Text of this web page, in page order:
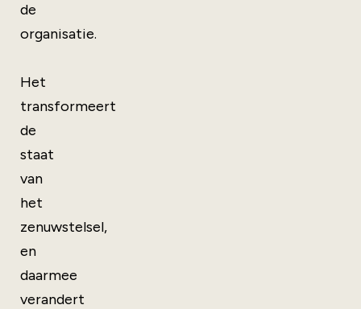
de
organisatie.
Het
transformeert
de
staat
van
het
zenuwstelsel,
en
daarmee
verandert